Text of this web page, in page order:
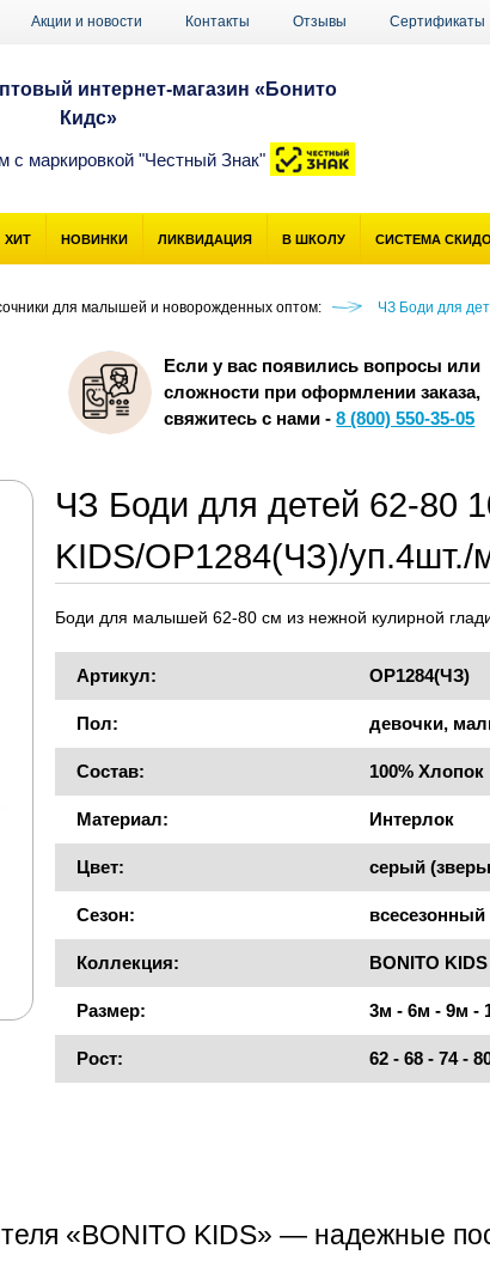
Акции и новости Контакты Отзывы Сертификаты
интернет-магазин «Бонито
Кидс»
с маркировкой "Честный Знак"
ХИТ НОВИНКИ ЛИКВИДАЦИЯ В ШКОЛУ СИСТЕМА
для малышей и новорожденных оптом: ЧЗ Боди для
Если у вас появились вопросы или
сложности при оформлении заказа,
свяжитесь с нами -8 (800) 550-35-05
ЧЗ Боди для детей 62-80
KIDS/OP1284(ЧЗ)/
Боди для малышей 62-80 см из нежной кулирной
Артикул: OP1284(ЧЗ)
Пол: девочки,
Состав: 100% Хлопок
Материал: Интерлок
Цвет: серый
Сезон: всесезонный
Коллекция: BONITO KIDS
Размер: 3м - 6м - 9м -
Рост: 62 - 68 - 74 -
«BONITO KIDS» — надежные